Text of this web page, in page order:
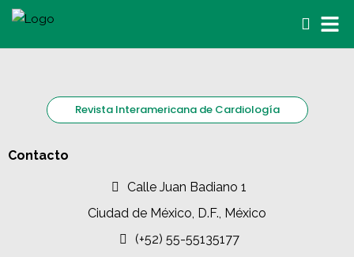
Revista Interamericana de Cardiología
Contacto
Calle Juan Badiano 1
Ciudad de México, D.F., México
(+52) 55-55135177